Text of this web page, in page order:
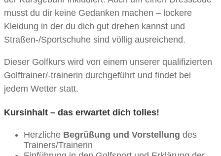
musst du dir keine Gedanken machen – lockere
Kleidung in der du dich gut drehen kannst und
Straßen-/Sportschuhe sind völlig ausreichend.
Dieser Golfkurs wird von einem unserer qualifizierten
Golftrainer/-trainerin durchgeführt und findet bei
jedem Wetter statt.
Kursinhalt – das erwartet dich tolles!
Herzliche Begrüßung und Vorstellung des
Trainers/Trainerin